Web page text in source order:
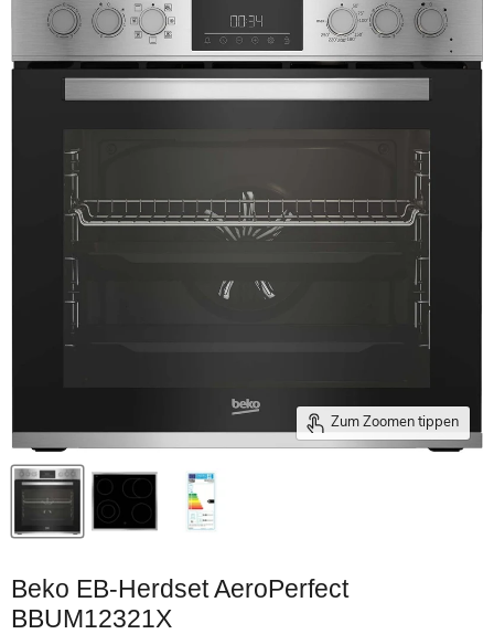
Zum Zoomen tippen
Beko EB-Herdset AeroPerfect
BBUM12321X